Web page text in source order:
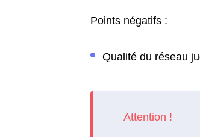
Points négatifs :
Qualité du réseau